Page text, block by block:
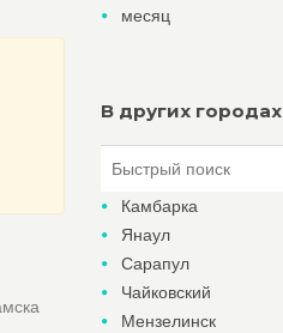
месяц
В других городах
Камбарка
Янаул
Сарапул
Чайковский
Мензелинск